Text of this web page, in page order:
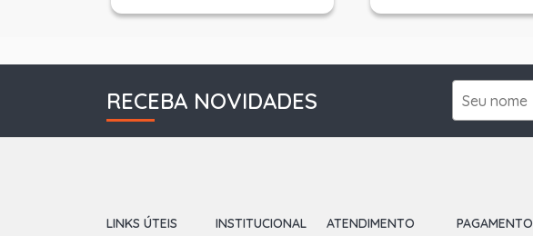
RECEBA NOVIDADES
LINKS ÚTEIS INSTITUCIONAL ATENDIMENTO PAGAMENTO